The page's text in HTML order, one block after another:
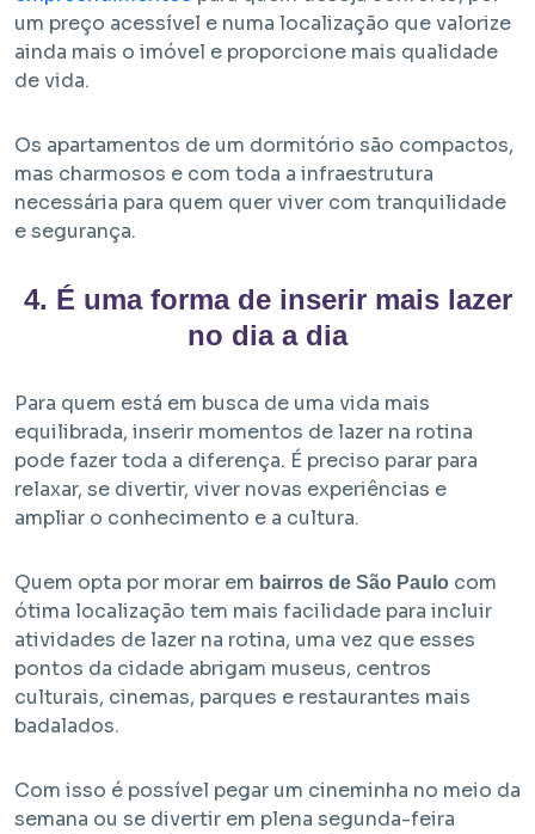
um preço acessível e numa localização que valorize
ainda mais o imóvel e proporcione mais qualidade
de vida.
Os apartamentos de um dormitório são compactos,
mas charmosos e com toda a infraestrutura
necessária para quem quer viver com tranquilidade
e segurança.
4. É uma forma de inserir mais lazer
no dia a dia
Para quem está em busca de uma vida mais
equilibrada, inserir momentos de lazer na rotina
pode fazer toda a diferença. É preciso parar para
relaxar, se divertir, viver novas experiências e
ampliar o conhecimento e a cultura.
Quem opta por morar em bairros de São Paulo com
ótima localização tem mais facilidade para incluir
atividades de lazer na rotina, uma vez que esses
pontos da cidade abrigam museus, centros
culturais, cinemas, parques e restaurantes mais
badalados.
Com isso é possível pegar um cineminha no meio da
semana ou se divertir em plena segunda-feira